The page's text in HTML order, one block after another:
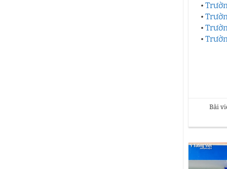
•
•
•
•
Bài